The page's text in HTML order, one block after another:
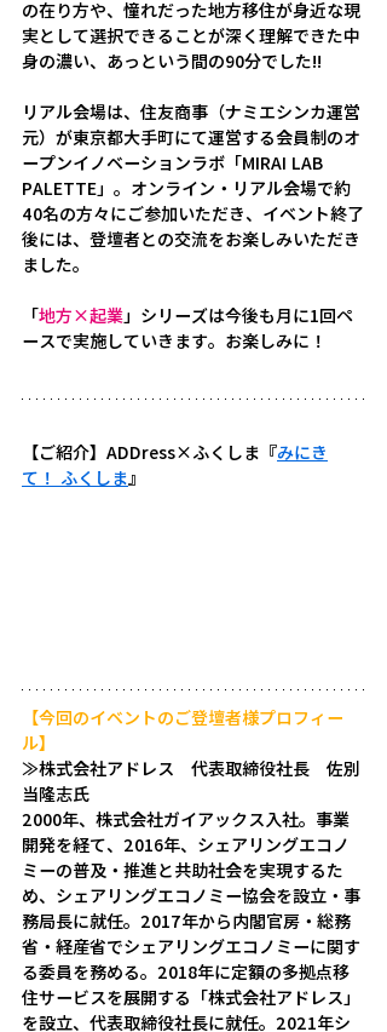
の在り方や、憧れだった地方移住が身近な現
実として選択できることが深く理解できた中
身の濃い、あっという間の90分でした!!
リアル会場は、住友商事（ナミエシンカ運営
元）が東京都大手町にて運営する会員制のオ
ープンイノベーションラボ「MIRAI LAB
PALETTE」。オンライン・リアル会場で約
40名の方々にご参加いただき、イベント終了
後には、登壇者との交流をお楽しみいただき
ました。
「地方×起業」シリーズは今後も月に1回ペ
ースで実施していきます。お楽しみに！
【ご紹介】 ADDress×ふくしま『みにき
て！ ふくしま』
【今回のイベントのご登壇者様プロフィー
ル】
≫株式会社アドレス　代表取締役社長　佐別
当隆志氏
2000年、株式会社ガイアックス入社。事業
開発を経て、2016年、シェアリングエコノ
ミーの普及・推進と共助社会を実現するた
め、シェアリングエコノミー協会を設立・事
務局長に就任。2017年から内閣官房・総務
省・経産省でシェアリングエコノミーに関す
る委員を務める。2018年に定額の多拠点移
住サービスを展開する「株式会社アドレス」
を設立、代表取締役社長に就任。2021年シ